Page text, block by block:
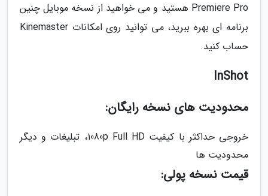
Premiere Pro هستید و می خواهید از نسخه موبایل چنین
برنامه ای بهره ببرید، می توانید روی امکانات Kinemaster
حساب کنید.
InShot
محدودیت های نسخه رایگان:
خروجی حداکثر با کیفیت 1080p Full HD، تبلیغات و دیگر
محدودیت ها
قیمت نسخه پولی: